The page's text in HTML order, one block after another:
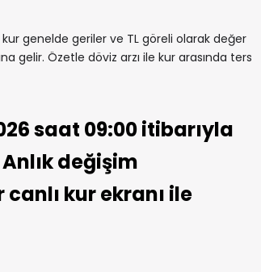
genelde geriler ve TL göreli olarak değer
gelir. Özetle döviz arzı ile kur arasında ters
saat 09:00 itibarıyla
değişim
kur ekranı ile